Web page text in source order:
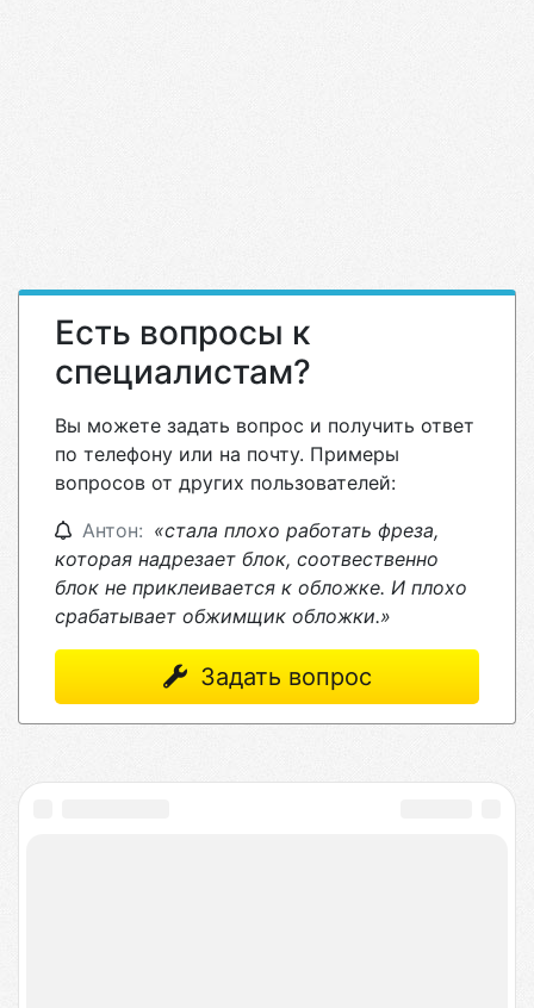
Есть вопросы к
специалистам?
Вы можете задать вопрос и получить ответ
по телефону или на почту. Примеры
вопросов от других пользователей:
Антон: «стала плохо работать фреза,
которая надрезает блок, соотвественно
блок не приклеивается к обложке. И плохо
срабатывает обжимщик обложки.»
Задать вопрос